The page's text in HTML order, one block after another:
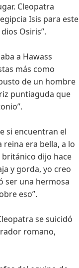
Cleopatra
Isis para este
Osiris”.
a Hawass
más como
de un hombre
puntiaguda que
si encuentran el
era bella, a lo
británico dijo hace
y gorda, yo creo
ser una hermosa
eso”.
se suicidó
romano,